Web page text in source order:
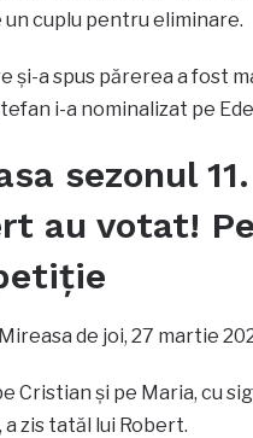
un cuplu pentru eliminare.
și-a spus părerea a fost
i-a nominalizat pe
sezonul
au votat!
de joi, 27 martie
Cristian și pe Maria, cu
a zis tatăl lui Robert.